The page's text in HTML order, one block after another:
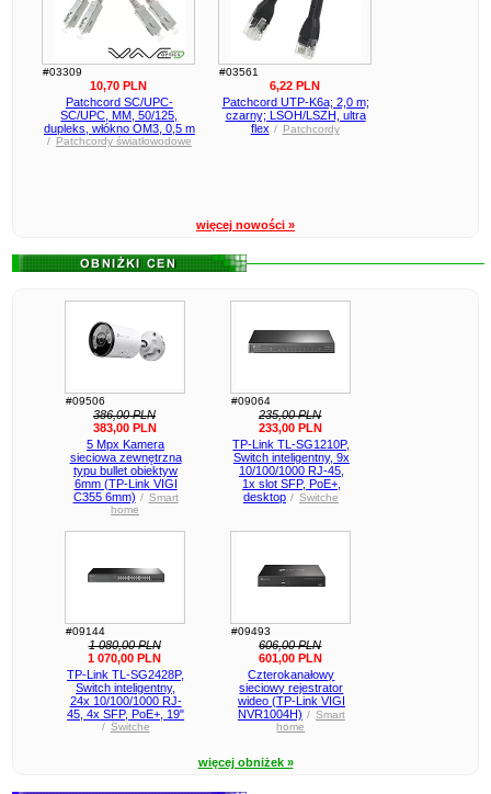
#03309
10,70 PLN
Patchcord SC/UPC-
SC/UPC, MM, 50/125,
dupleks, włókno OM3, 0,5 m
/ Patchcordy światłowodowe
#03561
6,22 PLN
Patchcord UTP-K6a; 2,0 m;
czarny; LSOH/LSZH, ultra
flex / Patchcordy
więcej nowości »
#09506
386,00 PLN
383,00 PLN
5 Mpx Kamera
sieciowa zewnętrzna
typu bullet obiektyw
6mm (TP-Link VIGI
C355 6mm) / Smart
home
#09064
235,00 PLN
233,00 PLN
TP-Link TL-SG1210P,
Switch inteligentny, 9x
10/100/1000 RJ-45,
1x slot SFP, PoE+,
desktop / Switche
#09144
1 080,00 PLN
1 070,00 PLN
TP-Link TL-SG2428P,
Switch inteligentny,
24x 10/100/1000 RJ-
45, 4x SFP, PoE+, 19"
/ Switche
#09493
606,00 PLN
601,00 PLN
Czterokanałowy
sieciowy rejestrator
wideo (TP-Link VIGI
NVR1004H) / Smart
home
więcej obniżek »